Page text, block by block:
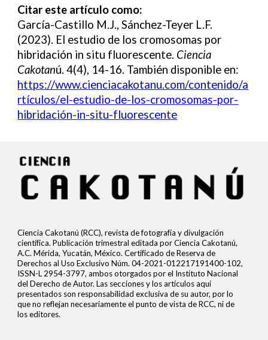
Citar este artículo como:
García-Castillo M.J., Sánchez-Teyer L.F.
(2023). El estudio de los cromosomas por
hibridación in situ fluorescente. Ciencia
Cakotanú. 4(4), 14-16. También disponible en:
https://www.cienciacakotanu.com/contenido/a
rtículos/el-estudio-de-los-cromosomas-por-
hibridación-in-situ-fluorescente
Ciencia Cakotanú (RCC), revista de fotografía y divulgación
científica. Publicación trimestral editada por Ciencia Cakotanú,
A.C. Mérida, Yucatán, México. Certificado de Reserva de
Derechos al Uso Exclusivo Núm. 04-2021-012217191400-102,
ISSN-L 2954-3797, ambos otorgados por el Instituto Nacional
del Derecho de Autor. Las secciones y los artículos aquí
presentados son responsabilidad exclusiva de su autor, por lo
que no reflejan necesariamente el punto de vista de RCC, ni de
los editores.